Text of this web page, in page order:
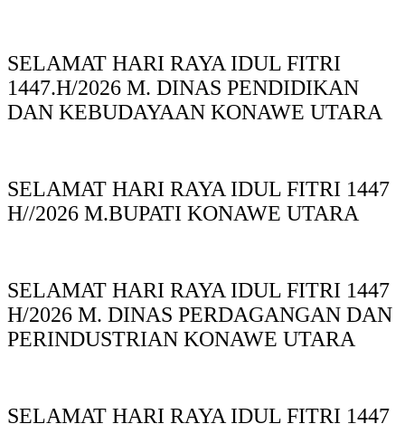
SELAMAT HARI RAYA IDUL FITRI
1447.H/2026 M. DINAS PENDIDIKAN
DAN KEBUDAYAAN KONAWE UTARA
SELAMAT HARI RAYA IDUL FITRI 1447
H//2026 M.BUPATI KONAWE UTARA
SELAMAT HARI RAYA IDUL FITRI 1447
H/2026 M. DINAS PERDAGANGAN DAN
PERINDUSTRIAN KONAWE UTARA
SELAMAT HARI RAYA IDUL FITRI 1447